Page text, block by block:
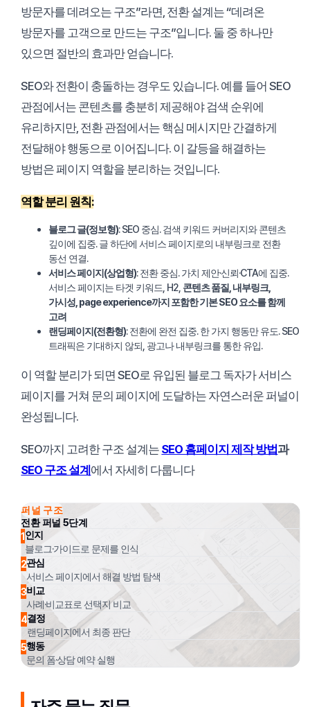
방문자를 데려오는 구조”라면, 전환 설계는 “데려온
방문자를 고객으로 만드는 구조”입니다. 둘 중 하나만
있으면 절반의 효과만 얻습니다.
SEO와 전환이 충돌하는 경우도 있습니다. 예를 들어 SEO
관점에서는 콘텐츠를 충분히 제공해야 검색 순위에
유리하지만, 전환 관점에서는 핵심 메시지만 간결하게
전달해야 행동으로 이어집니다. 이 갈등을 해결하는
방법은 페이지 역할을 분리하는 것입니다.
역할 분리 원칙:
블로그 글(정보형): SEO 중심. 검색 키워드 커버리지와 콘텐츠
깊이에 집중. 글 하단에 서비스 페이지로의 내부링크로 전환
동선 연결.
서비스 페이지(상업형): 전환 중심. 가치 제안·신뢰·CTA에 집중.
서비스 페이지는 타겟 키워드, H2, 콘텐츠 품질, 내부링크,
가시성, page experience까지 포함한 기본 SEO 요소를 함께
고려
랜딩페이지(전환형): 전환에 완전 집중. 한 가지 행동만 유도. SEO
트래픽은 기대하지 않되, 광고나 내부링크를 통한 유입.
이 역할 분리가 되면 SEO로 유입된 블로그 독자가 서비스
페이지를 거쳐 문의 페이지에 도달하는 자연스러운 퍼널이
완성됩니다.
SEO까지 고려한 구조 설계는 SEO 홈페이지 제작 방법과
SEO 구조 설계에서 자세히 다룹니다
퍼널 구조
전환 퍼널 5단계
1인지
블로그·가이드로 문제를 인식
2관심
서비스 페이지에서 해결 방법 탐색
3비교
사례·비교표로 선택지 비교
4결정
랜딩페이지에서 최종 판단
5행동
문의 폼·상담 예약 실행